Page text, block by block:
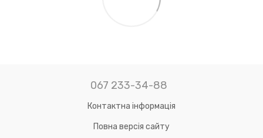
067 233-34-88
Контактна інформація
Повна версія сайту